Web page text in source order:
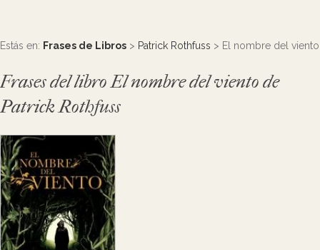
Estás en: Frases de Libros > Patrick Rothfuss > El nombre del viento
Frases del libro El nombre del viento de
Patrick Rothfuss